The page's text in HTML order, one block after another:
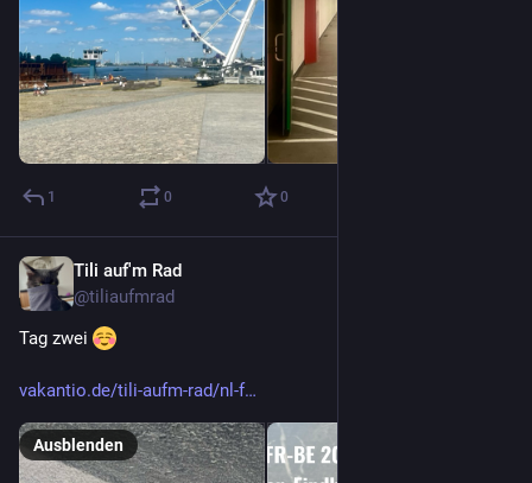
1 0 0
Tili auf'm Rad
@tiliaufmrad
Tag zwei
vakantio.de/tili-aufm-rad/nl-f
Ausblenden